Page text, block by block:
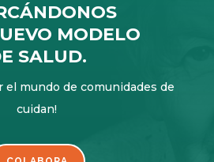
MODELO
SALUD.
el mundo de comunidades de
cuidan!